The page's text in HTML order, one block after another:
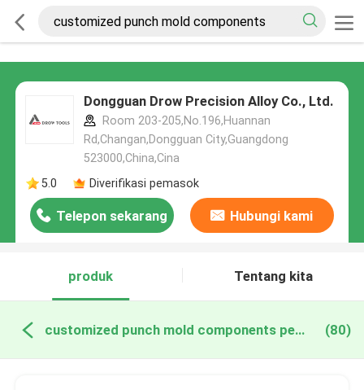
Dongguan Drow Precision Alloy Co., Ltd.
Room 203-205,No.196,Huannan
Rd,Changan,Dongguan City,Guangdong
523000,China,Cina
5.0
Diverifikasi pemasok
Telepon sekarang Hubungi kami
produk Tentang kita
customized punch mold components pembuatan online (80)